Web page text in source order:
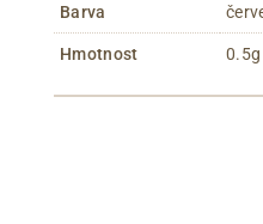
Barva
Hmotnost 0.5g